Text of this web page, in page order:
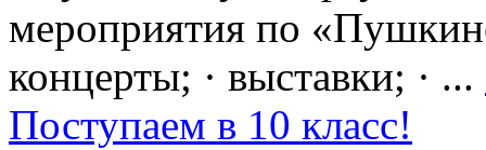
мероприятия по
концерты; · выставки; · ...
Поступаем в 10 класс!